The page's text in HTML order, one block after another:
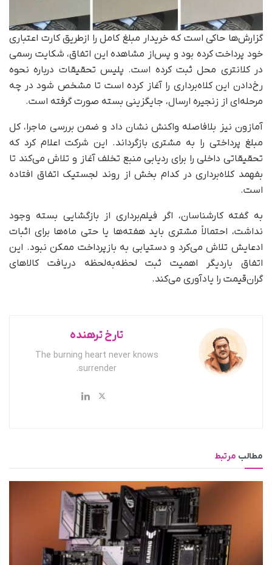
گزارش‌ها حاکی است که خریدار مبلغ کامل را ازطریق کارت اعتباری
خود پرداخت کرده بود و پس‌از مشاهده این اتفاق، شکایت رسمی
در کلانتری محل ثبت کرده است. پلیس تحقیقات درباره نحوه
رخ‌دادن این کلاه‌برداری را آغاز کرده است تا مشخص شود در چه
مرحله‌ای از زنجیره ارسال، جایگزینی بسته صورت گرفته است.
آمازون نیز بلافاصله واکنش نشان داد و ضمن بررسی ماجرا، کل
مبلغ پرداختی را به مشتری بازگرداند. این شرکت اعلام کرد که
تحقیقاتی داخلی را برای ردیابی منبع تخلف آغاز و تلاش می‌کند تا
بفهمد کلاه‌برداری در کدام بخش از روند لجستیک اتفاق افتاده
است.
به گفته کارشناسان، اگر فیلم‌برداری از بازگشایی بسته وجود
نداشت، احتمالاً مشتری باید هفته‌ها یا حتی ماه‌ها برای اثبات
ادعایش تلاش می‌کرد و دستیابی به بازپرداخت ممکن نبود. این
اتفاق باردیگر اهمیت ثبت لحظه‌به‌لحظه دریافت کالاهای
گران‌قیمت را یادآوری می‌کند.
تارخ ترهنده
The burning heart never knows
surrender.
مطالب مرتبط